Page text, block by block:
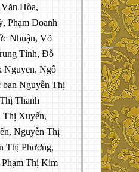
Hòa,
Phạm Doanh
Nhuận, Võ
Tính, Đỗ
Nguyen, Ngô
bạn Nguyễn Thị
Thanh
Thị Xuyến,
Nguyễn Thị
Thị Phương,
Thị Kim